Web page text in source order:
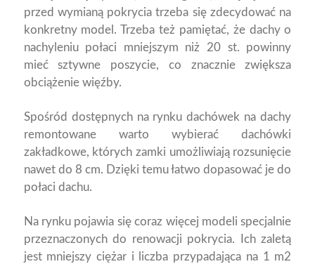
przed wymianą pokrycia trzeba się zdecydować na
konkretny model. Trzeba też pamiętać, że dachy o
nachyleniu połaci mniejszym niż 20 st. powinny
mieć sztywne poszycie, co znacznie zwiększa
obciążenie więźby.
Spośród dostępnych na rynku dachówek na dachy
remontowane warto wybierać dachówki
zakładkowe, których zamki umożliwiają rozsunięcie
nawet do 8 cm. Dzięki temu łatwo dopasować je do
połaci dachu.
Na rynku pojawia się coraz więcej modeli specjalnie
przeznaczonych do renowacji pokrycia. Ich zaletą
jest mniejszy ciężar i liczba przypadająca na 1 m2